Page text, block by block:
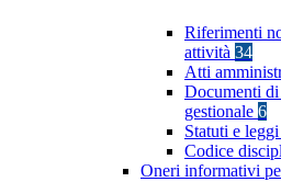
Riferimenti
attività 34
Atti
Documenti di
gestionale 6
Statuti e
Codice
Oneri informativi